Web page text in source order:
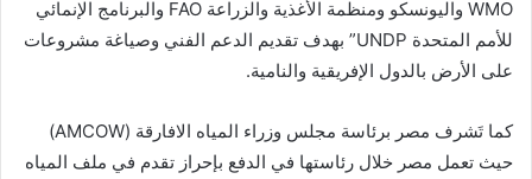
WMO واليونسكو ومنظمة الأغذية والزراعة FAO والبرنامج الإنمائي
للأمم المتحدة UNDP” بهدف تقديم الدعم الفني وصياغة مشروعات
على الأرض بالدول الإفريقية والنامية.
كما تَشرف مصر برئاسة مجلس وزراء المياه الافارقة (AMCOW)
حيث تعمل مصر خلال رئاستها في الدفع بإحراز تقدم في ملف المياه